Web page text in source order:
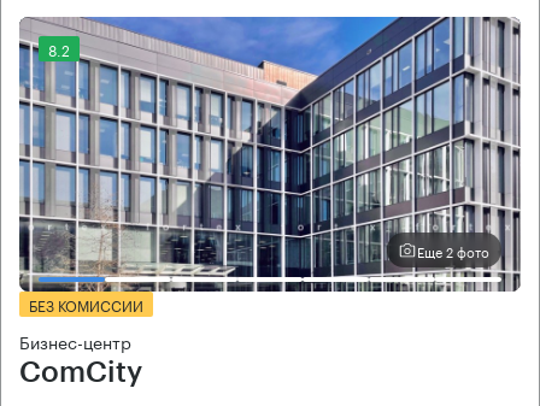
8.2
Еще 2 фото
БЕЗ КОМИССИИ
Бизнес-центр
ComCity